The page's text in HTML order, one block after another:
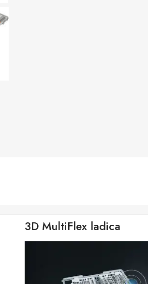
3D MultiFlex ladica